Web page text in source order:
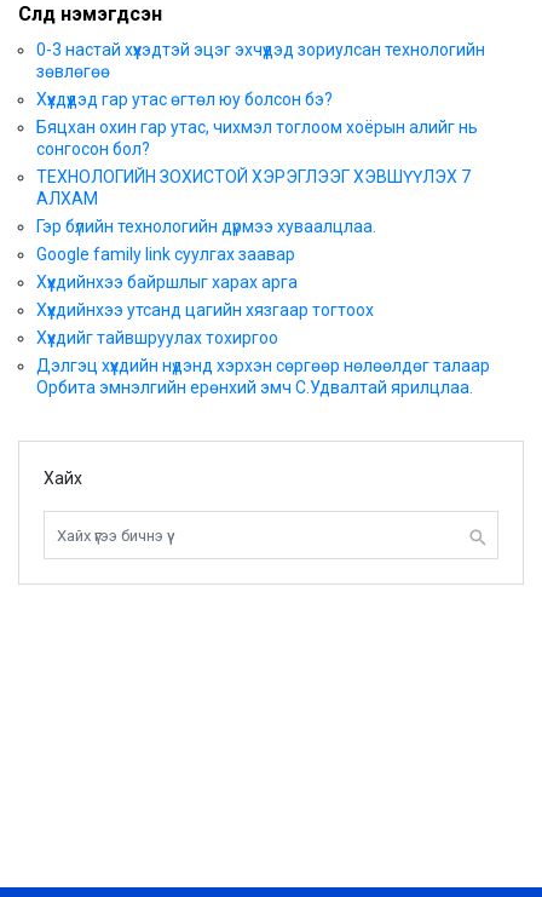
Сүүлд нэмэгдсэн
0-3 настай хүүхэдтэй эцэг эхчүүдэд зориулсан технологийн
зөвлөгөө
Хүүхдүүдэд гар утас өгтөл юу болсон бэ?
Бяцхан охин гар утас, чихмэл тоглоом хоёрын алийг нь
сонгосон бол?
ТЕХНОЛОГИЙН ЗОХИСТОЙ ХЭРЭГЛЭЭГ ХЭВШҮҮЛЭХ 7
АЛХАМ
Гэр бүлийн технологийн дүрмээ хуваалцлаа.
Google family link суулгах заавар
Хүүхдийнхээ байршлыг харах арга
Хүүхдийнхээ утсанд цагийн хязгаар тогтоох
Хүүхдийг тайвшруулах тохиргоо
Дэлгэц хүүхдийн нүдэнд хэрхэн сөргөөр нөлөөлдөг талаар
Орбита эмнэлгийн ерөнхий эмч С.Удвалтай ярилцлаа.
Хайх